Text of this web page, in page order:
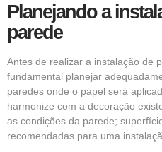
Planejando a
parede
Antes de realizar a instalação de
fundamental planejar
paredes onde o papel será
harmonize com a decoração
as condições da parede;
recomendadas para uma